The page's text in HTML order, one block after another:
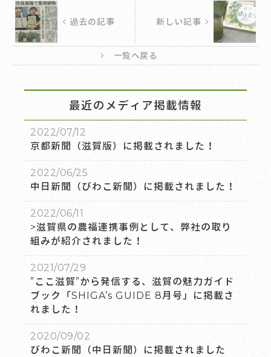
過去の記事 新しい記事
一覧へ戻る
最近のメディア掲載情報
2022/07/12
京都新聞（滋賀版）に掲載されました！
2022/06/25
中日新聞（びわこ新聞）に掲載されました！
2022/06/11
>滋賀県の農福連携事例として、弊社の取り
組みが紹介されました！
2021/07/29
”ここ滋賀”から発信する、滋賀の魅力ガイド
ブック「SHIGA’s GUIDE 8月号」に掲載さ
れました！
2020/09/02
びわこ新聞（中日新聞）に掲載されました